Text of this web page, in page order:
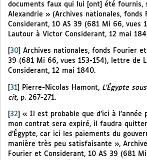
documents faux qui lui [ont] été fournis,
Alexandrie » (Archives nationales, fonds
Considerant, 10 AS 39 (681 Mi 66, vues
Lautour à Victor Considerant, 12 mai
30
Archives nationales, fonds Fourier
39 (681 Mi 66, vues 153-154), lettre de
Considerant, 12 mai 1840.
[31] Pierre-Nicolas Hamont, L’Égypte
cit, p. 267-271.
32
« Il est probable que d’ici à l’année
mon contrat sera expiré, il faudra quitter
d’Égypte, car ici les paiements du
manière très peu satisfaisante »,
Fourier et Considerant, 10 AS 39 (681